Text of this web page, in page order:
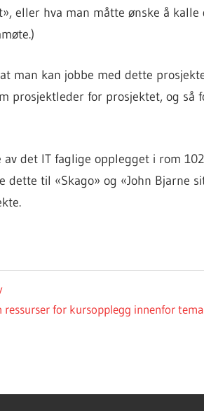
eller hva man måtte ønske å kalle
man kan jobbe med dette
prosjektleder for prosjektet, og så
det IT faglige opplegget i rom
til «Skago» og «John Bjarne
ressurser for kursopplegg innenfor